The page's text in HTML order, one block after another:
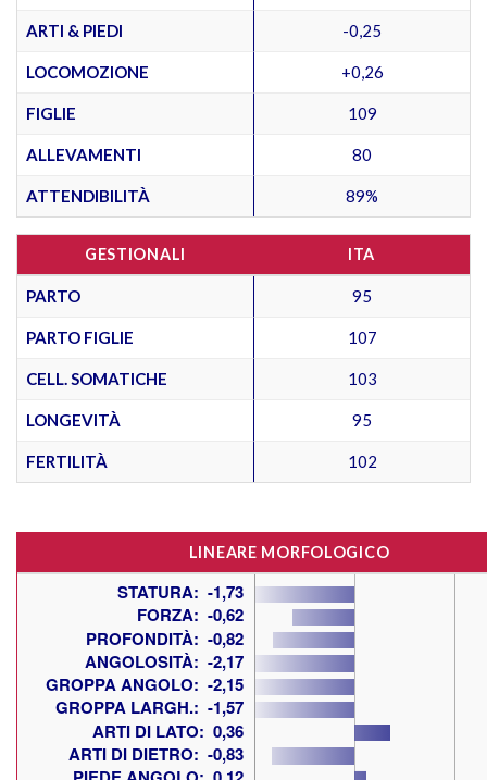
ARTI & PIEDI -0,25
LOCOMOZIONE +0,26
FIGLIE 109
ALLEVAMENTI 80
ATTENDIBILITÀ 89%
GESTIONALI ITA
PARTO 95
PARTO FIGLIE 107
CELL. SOMATICHE 103
LONGEVITÀ 95
FERTILITÀ 102
LINEARE MORFOLOGICO